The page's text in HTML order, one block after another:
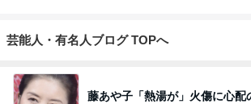
芸能人・有名人ブログ TOPへ
藤あや子「熱湯が」火傷に心配